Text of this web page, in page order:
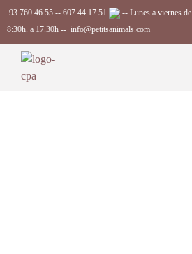
93 760 46 55 -- 607 44 17 51
-- Lunes a viernes de
8:30h. a 17.30h -- info@petitsanimals.com